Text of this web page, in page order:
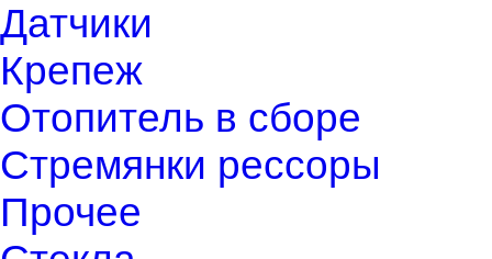
Датчики
Крепеж
Отопитель в сборе
Стремянки рессоры
Прочее